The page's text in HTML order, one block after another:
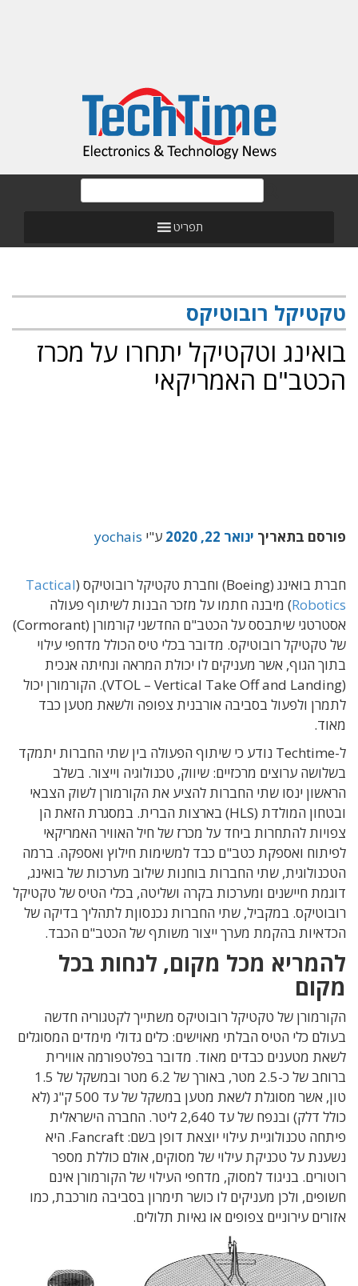
תפריט
טקטיקל רובוטיקס
בואינג וטקטיקל יתחרו על מכרז
הכטב"ם האמריקאי
פורסם בתאריך ינואר 22, 2020 ע"י yochais
חברת בואינג (Boeing) וחברת טקטיקל רובוטיקס (
Tactical
Robotics) מיבנה חתמו על מזכר הבנות לשיתוף פעולה
אסטרטגי שיתבסס על הכטב"ם החדשני קורמורן (Cormorant)
של טקטיקל רובוטיקס. מדובר בכלי טיס הכולל מדחפי עילוי
בתוך הגוף, אשר מעניקים לו יכולת המראה ונחיתה אנכית
(VTOL – Vertical Take Off and Landing). הקורמורן יכול
לתמרן ולפעול בסביבה אורבנית צפופה ולשאת מטען כבד
מאוד.
ל-Techtime נודע כי שיתוף הפעולה בין שתי החברות יתמקד
בשלושה ערוצים מרכזיים: שיווק, טכנולוגיה וייצור. בשלב
הראשון ינסו שתי החברות להציע את הקורמורן לשוק הצבאי
ובטחון המולדת (HLS) בארצות הברית. במסגרת הזאת הן
צפויות להתחרות ביחד על מכרז של חיל האוויר האמריקאי
לפיתוח ואספקת כטב"ם כבד למשימות חילוץ ואספקה. ברמה
הטכנולוגית, שתי החברות בוחנות שילוב מערכות של בואינג,
דוגמת חיישנים ומערכות בקרה ושליטה, בכלי הטיס של טקטיקל
רובוטיקס. במקביל, שתי החברות נכנסוןת לתהליך בדיקה של
הכדאיות בהקמת מערך ייצור משותף של הכטב"ם הכבד.
להמריא מכל מקום, לנחות בכל
מקום
הקורמורן של טקטיקל רובוטיקס משתייך לקטגוריה חדשה
בעולם כלי הטיס הבלתי מאוישים: כלים גדולי מימדים המסוגלים
לשאת מטענים כבדים מאוד. מדובר בפלטפורמה אווירית
ברוחב של כ-2.5 מטר, באורך של 6.2 מטר ובמשקל של 1.5
טון, אשר מסוגלת לשאת מטען במשקל של עד 500 ק"ג (לא
כולל דלק) ובנפח של עד 2,640 ליטר. החברה הישראלית
פיתחה טכנולוגיית עילוי יוצאת דופן בשם: Fancraft. היא
נשענת על טכניקת עילוי של מסוקים, אולם כוללת מספר
רוטורים. בניגוד למסוק, מדחפי העילוי של הקורמורן אינם
חשופים, ולכן מעניקים לו כושר תימרון בסביבה מורכבת, כמו
אזורים עירוניים צפופים או גאיות תלולים.